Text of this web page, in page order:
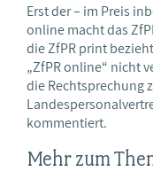
Erst der – im Preis
online macht das
die ZfPR print
„ZfPR online“ nicht
die Rechtsprechung
kommentiert.
Mehr zum